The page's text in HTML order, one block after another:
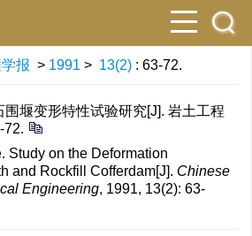
报 > 1991 > 13(2) : 63-72.
围堰变形特性试验研究[J]. 岩土工程
72.
Study on the Deformation
and Rockfill Cofferdam[J]. Chinese
Engineering, 1991, 13(2): 63-